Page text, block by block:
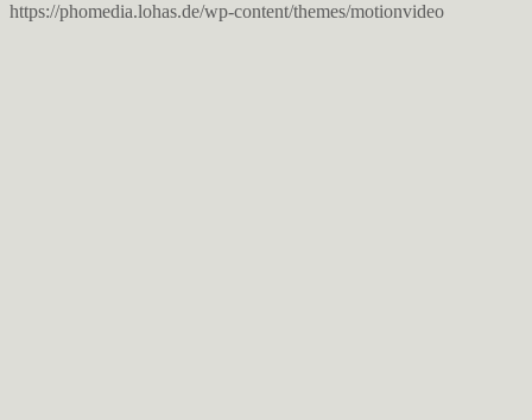
https://phomedia.lohas.de/wp-content/themes/motionvideo